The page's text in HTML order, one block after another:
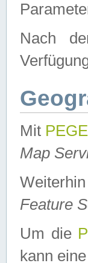
Nach
Mit
Map
Feature
Um die
kann eine